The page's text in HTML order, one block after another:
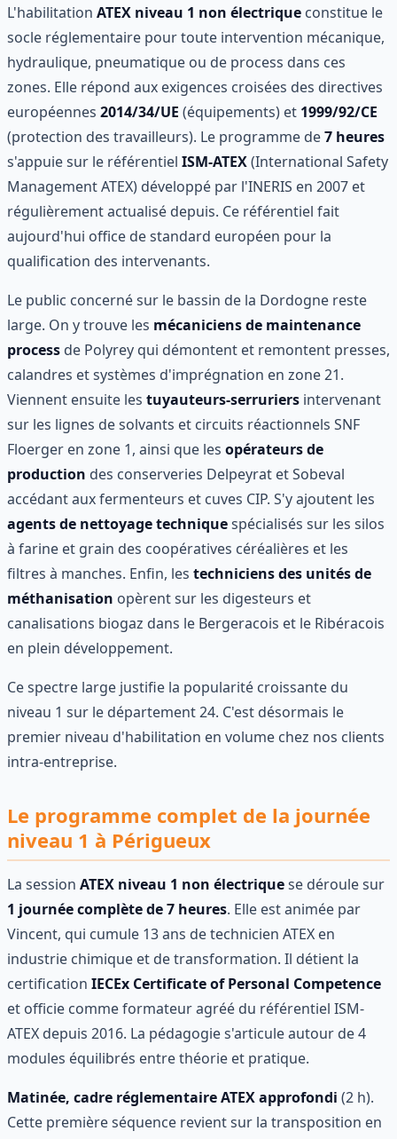
L'habilitation ATEX niveau 1 non électrique constitue le
socle réglementaire pour toute intervention mécanique,
hydraulique, pneumatique ou de process dans ces
zones. Elle répond aux exigences croisées des directives
européennes 2014/34/UE (équipements) et 1999/92/CE
(protection des travailleurs). Le programme de7 heures
s'appuie sur le référentiel ISM-ATEX(International Safety
Management ATEX) développé par l'INERIS en 2007 et
régulièrement actualisé depuis. Ce référentiel fait
aujourd'hui office de standard européen pour la
qualification des intervenants.
Le public concerné sur le bassin de la Dordogne reste
large. On y trouve les mécaniciens de maintenance
process de Polyrey qui démontent et remontent presses,
calandres et systèmes d'imprégnation en zone 21.
Viennent ensuite les tuyauteurs-serruriers intervenant
sur les lignes de solvants et circuits réactionnels SNF
Floerger en zone 1, ainsi que les opérateurs de
production des conserveries Delpeyrat et Sobeval
accédant aux fermenteurs et cuves CIP. S'y ajoutent les
agents de nettoyage techniquespécialisés sur les silos
à farine et grain des coopératives céréalières et les
filtres à manches. Enfin, les techniciens des unités de
méthanisation opèrent sur les digesteurs et
canalisations biogaz dans le Bergeracois et le Ribéracois
en plein développement.
Ce spectre large justifie la popularité croissante du
niveau 1 sur le département 24. C'est désormais le
premier niveau d'habilitation en volume chez nos clients
intra-entreprise.
Le programme complet de la journée
niveau 1 à Périgueux
La session ATEX niveau 1 non électriquese déroule sur
1 journée complète de 7 heures. Elle est animée par
Vincent, qui cumule 13 ans de technicien ATEX en
industrie chimique et de transformation. Il détient la
certification IECEx Certificate of Personal Competence
et officie comme formateur agréé du référentiel ISM-
ATEX depuis 2016. La pédagogie s'articule autour de 4
modules équilibrés entre théorie et pratique.
Matinée, cadre réglementaire ATEX approfondi (2 h).
Cette première séquence revient sur la transposition en